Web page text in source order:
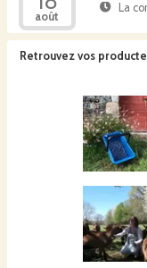
août
La
Retrouvez vos